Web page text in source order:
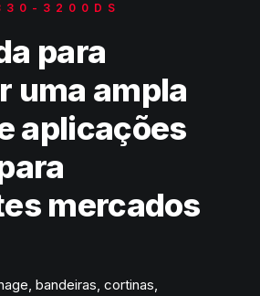
3200DS
para
uma ampla
aplicações
mercados
bandeiras, cortinas,